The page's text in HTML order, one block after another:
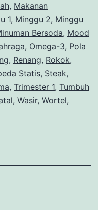
, Makanan
1, Minggu 2, Minggu
Bersoda, Mood
, Omega-3, Pola
, Renang, Rokok,
Statis, Steak,
, Trimester 1, Tumbuh
, Wasir, Wortel,